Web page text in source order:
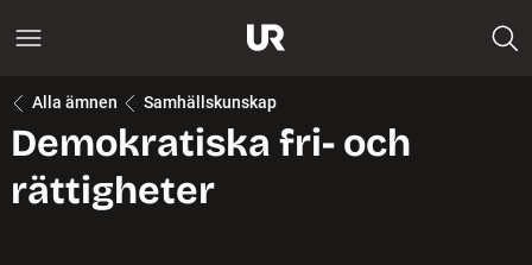
Alla ämnen Samhällskunskap
Demokratiska fri- och
rättigheter